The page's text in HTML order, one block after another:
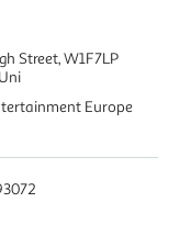
Street, W1F7LP
Europe